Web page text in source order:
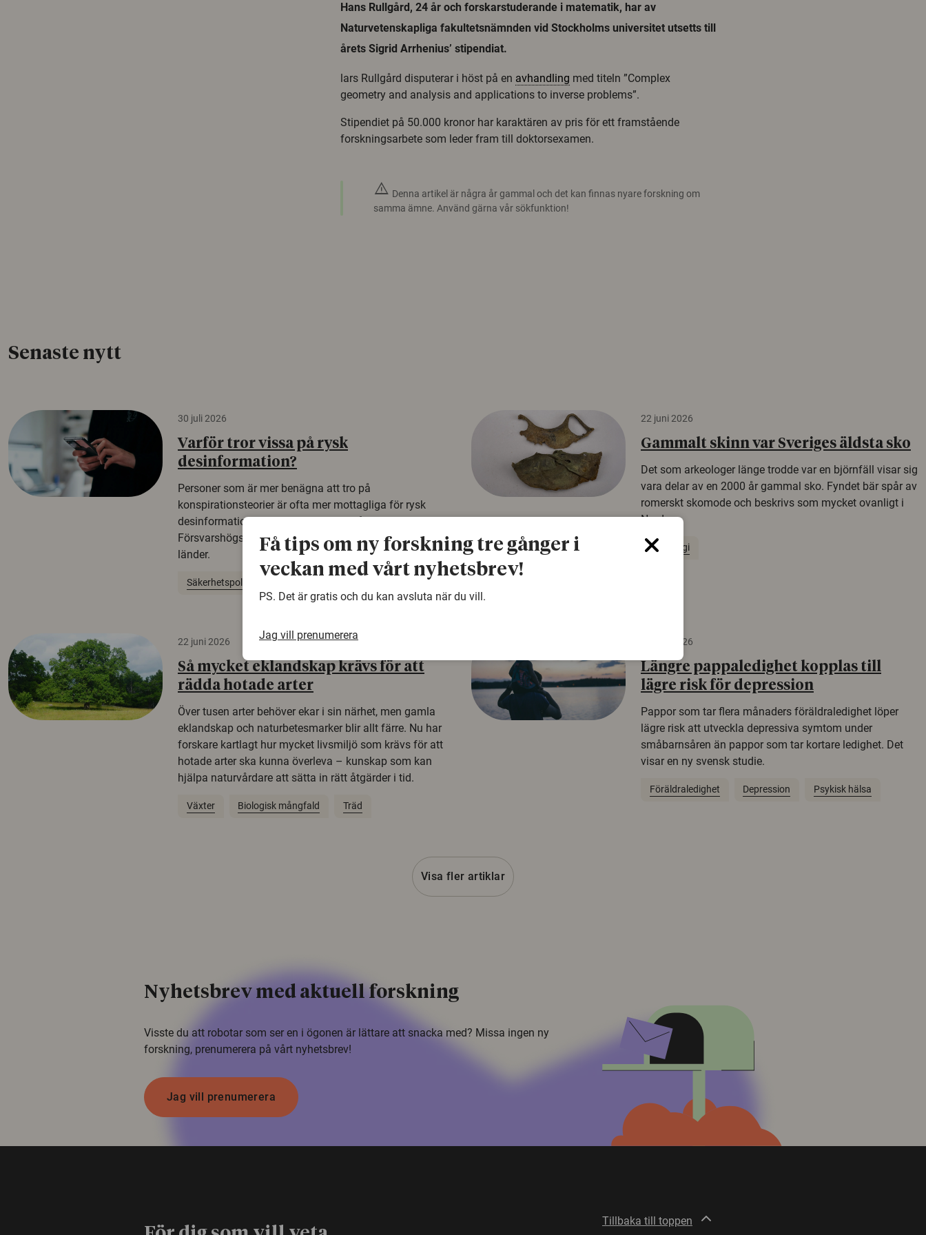
Hans Rullgård, 24 år och forskarstuderande i matematik, har av
Naturvetenskapliga fakultetsnämnden vid Stockholms universitet utsetts till
årets Sigrid Arrhenius’ stipendiat.
lars Rullgård disputerar i höst på en avhandling med titeln ”Complex
geometry and analysis and applications to inverse problems”.
Stipendiet på 50.000 kronor har karaktären av pris för ett framstående
forskningsarbete som leder fram till doktorsexamen.
warning Denna artikel är några år gammal och det kan finnas nyare forskning om
samma ämne. Använd gärna vår sökfunktion!
Senaste nytt
30 juli 2026
Varför tror vissa på rysk
desinformation?
Personer som är mer benägna att tro på
konspirationsteorier är ofta mer mottagliga för rysk
desinformation. Det visar en studie från
Försvarshögskolan med deltagare i fyra europeiska
länder.
Säkerhetspolitik
22 juni 2026
Gammalt skinn var Sveriges äldsta sko
Det som arkeologer länge trodde var en björnfäll visar sig
vara delar av en 2000 år gammal sko. Fyndet bär spår av
romerskt skomode och beskrivs som mycket ovanligt i
Norden.
Arkeologi
22 juni 2026
Så mycket eklandskap krävs för att
rädda hotade arter
Över tusen arter behöver ekar i sin närhet, men gamla
eklandskap och naturbetesmarker blir allt färre. Nu har
forskare kartlagt hur mycket livsmiljö som krävs för att
hotade arter ska kunna överleva – kunskap som kan
hjälpa naturvårdare att sätta in rätt åtgärder i tid.
Växter Biologisk mångfald Träd
19 juni 2026
Längre pappaledighet kopplas till
lägre risk för depression
Pappor som tar flera månaders föräldraledighet löper
lägre risk att utveckla depressiva symtom under
småbarnsåren än pappor som tar kortare ledighet. Det
visar en ny svensk studie.
Föräldraledighet Depression Psykisk hälsa
Visa fler artiklar
Nyhetsbrev med aktuell forskning
Visste du att robotar som ser en i ögonen är lättare att snacka med? Missa ingen ny
forskning, prenumerera på vårt nyhetsbrev!
Jag vill prenumerera
Tillbaka till toppen
Få tips om ny forskning tre gånger i
veckan med vårt nyhetsbrev!
PS. Det är gratis och du kan avsluta när du vill.
Jag vill prenumerera